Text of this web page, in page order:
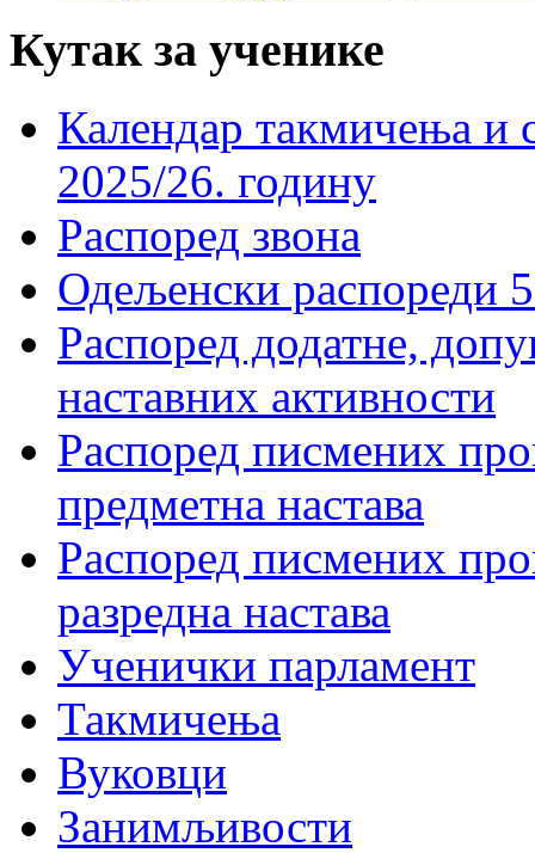
Кутак за ученике
Календар такмичења
2025/26. годину
Распоред звона
Одељенски распореди
Распоред додатне,
наставних активности
Распоред писмених
предметна настава
Распоред писмених
разредна настава
Ученички парламент
Такмичења
Вуковци
Занимљивости